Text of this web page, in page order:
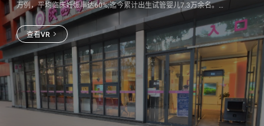
万例，平均临床妊娠率达60%;迄今累计出生试管婴儿7.3万余名。
中心自2009年起开展“第三代试管婴儿“技术，已完成3100余周期，
临床妊娠率超70%，可有效阻断200余种单基因遗传病向子代传
递:2022年起开展的遗传病携带者筛查项目，可在孕前评估夫妇遗传
风险，实现提前干预阻断。此外，中心已开展生育力保存(精子、卵
子、胚胎冷冻)近20年，并率先在西北地区实施卵巢组织冻存技术。
凭借卓越实力，中心已连续7年蝉联复旦版《中国医院专科声誉排行
榜》生殖医学专科西北第一。
查看VR